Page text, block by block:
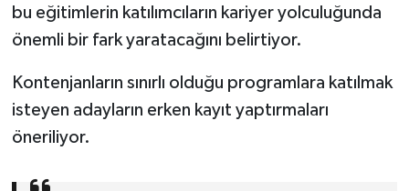
bu eğitimlerin katılımcıların kariyer yolculuğunda
önemli bir fark yaratacağını belirtiyor.
Kontenjanların sınırlı olduğu programlara katılmak
isteyen adayların erken kayıt yaptırmaları
öneriliyor.